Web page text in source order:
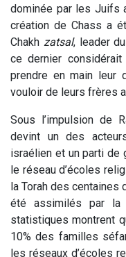
dominée par les Juifs
création de Chass a
Chakh zatsal, leader
ce dernier
prendre en main leur
vouloir de leurs frères
Sous l’impulsion de
devint un des
israélien et un parti de
le réseau d’écoles
la Torah des
été assimilés par la
statistiques montrent
10% des familles
les réseaux d’écoles